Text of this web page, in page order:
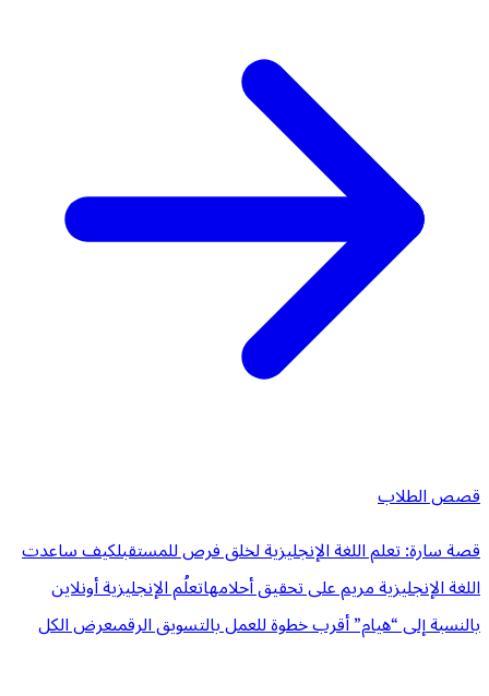
قصص الطلاب
قصة سارة: تعلم اللغة الإنجليزية لخلق فرص للمستقبلكيف ساعدت
اللغة الإنجليزية مريم على تحقيق أحلامهاتعلُم الإنجليزية أونلاين
بالنسبة إلى “هيام” أقرب خطوة للعمل بالتسويق الرقمىعرض الكل